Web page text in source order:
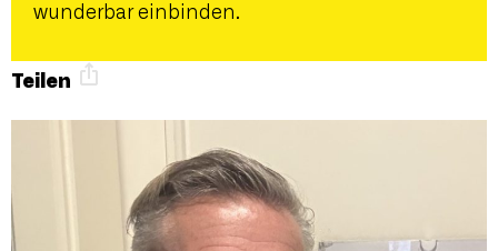
wunderbar einbinden.
Teilen